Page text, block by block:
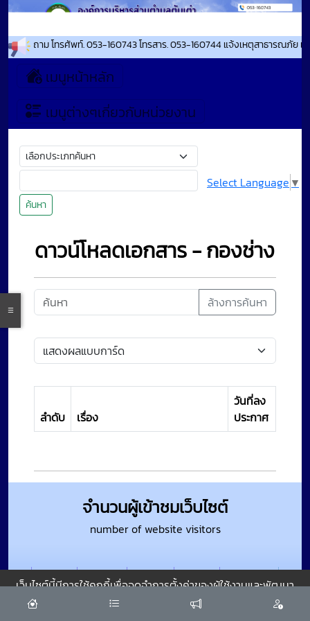
อบถาม โทรศัพท์. 053-160743 โทรสาร. 053-160744 แจ้งเหตุสาธารณภัย เ
เมนูหน้าหลัก
เมนูต่างๆเกี่ยวกับหน่วยงาน
ค้นหา
Select Language ▼
ดาวน์โหลดเอกสาร - กองช่าง
ล้างการค้นหา
ลำดับ เรื่อง
วันที่ลง
ประกาศ
จำนวนผู้เข้าชมเว็บไซต์
number of website visitors
วันนี้
466
สัปดาห์นี้
2174
เดือนนี้ ปีนี้ ทั้งหมด
เว็บไซต์นี้มีการใช้คุกกี้เพื่อจดจำการตั้งค่าของผู้ใช้งานและพัฒนา
ประสบการณ์การใช้งานของคุณให้ดียิ่งขึ้น